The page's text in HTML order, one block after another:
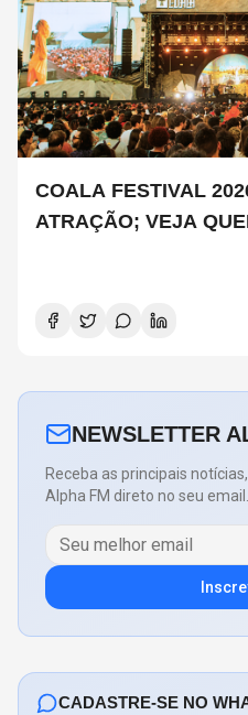
COALA FESTIVAL
ATRAÇÃO; VEJA
NEWSLETTER
Receba as principais
Alpha FM direto no seu email.
CADASTRE-SE NO